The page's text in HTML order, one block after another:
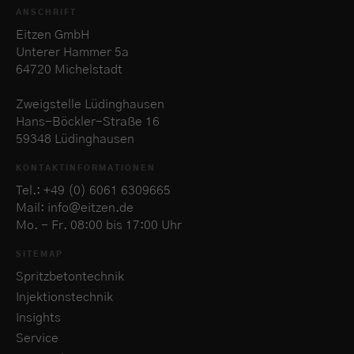
ANSCHRIFT
Eitzen GmbH
Unterer Hammer 5a
64720 Michelstadt
Zweigstelle Lüdinghausen
Hans-Böckler-Straße 16
59348 Lüdinghausen
KONTAKTINFORMATIONEN
Tel.: +49 (0) 6061 6309665
Mail: info@eitzen.de
Mo. - Fr. 08:00 bis 17:00 Uhr
SITEMAP
Spritzbetontechnik
Injektionstechnik
Insights
Service